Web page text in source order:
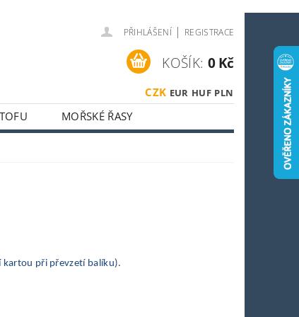
PŘIHLÁŠENÍ | REGISTRACE
CZK EUR HUF PLN
KOŠÍK: 0 Kč
MOŘSKÉ ŘASY
kartou při převzetí balíku).